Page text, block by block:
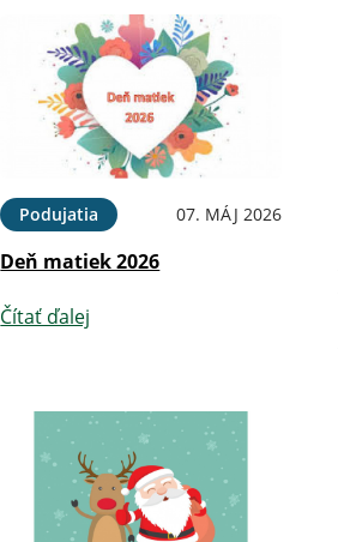
Podujatia 07. MÁJ 2026
Deň matiek 2026
Čítať ďalej